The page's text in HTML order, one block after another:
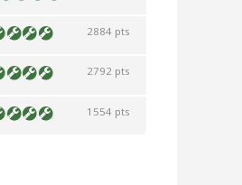
2884 pts
2792 pts
1554 pts